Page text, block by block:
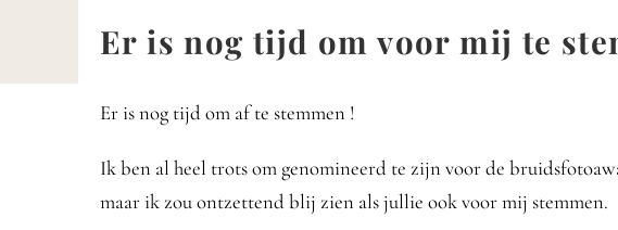
HOME BLOG
Er is nog tijd om voor mij te
Er is nog tijd om af te stemmen !
Ik ben al heel trots om genomineerd te zijn voor de
maar ik zou ontzettend blij zien als jullie ook voor mij stemmen.